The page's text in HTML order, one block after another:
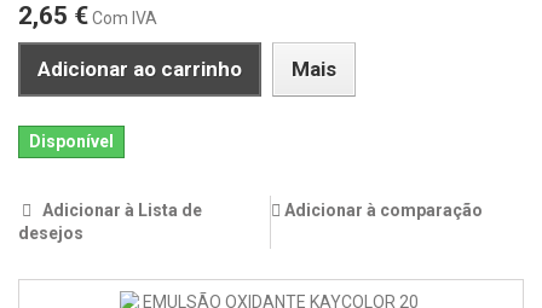
2,65 €Com IVA
Adicionar ao carrinho Mais
Disponível
Adicionar à Lista de
desejos
Adicionar à comparação